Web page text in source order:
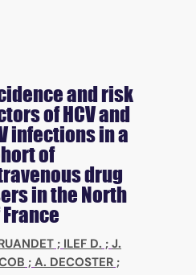
and risk
of HCV and
infections in a
of
drug
in the North
; ILEF D. ; J.
; A. DECOSTER ;